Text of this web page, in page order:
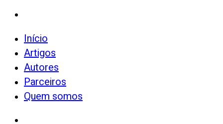
Início
Artigos
Autores
Parceiros
Quem somos